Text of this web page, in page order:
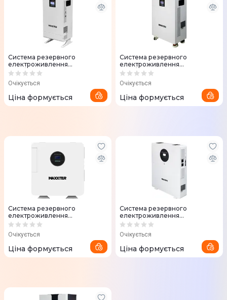
Система резервного
електроживлення
3кВт/5кВт*год Maxxter (AYG5-
Очікується
Ціна формується
Система резервного
електроживлення
5кВт/10кВт*год Maxxter
Очікується
Ціна формується
Система резервного
електроживлення
3.5кВт/5кВт*год Maxxter (YG5-
Очікується
Ціна формується
Система резервного
електроживлення
5.5кВт/10кВт*год Maxxter
Очікується
Ціна формується